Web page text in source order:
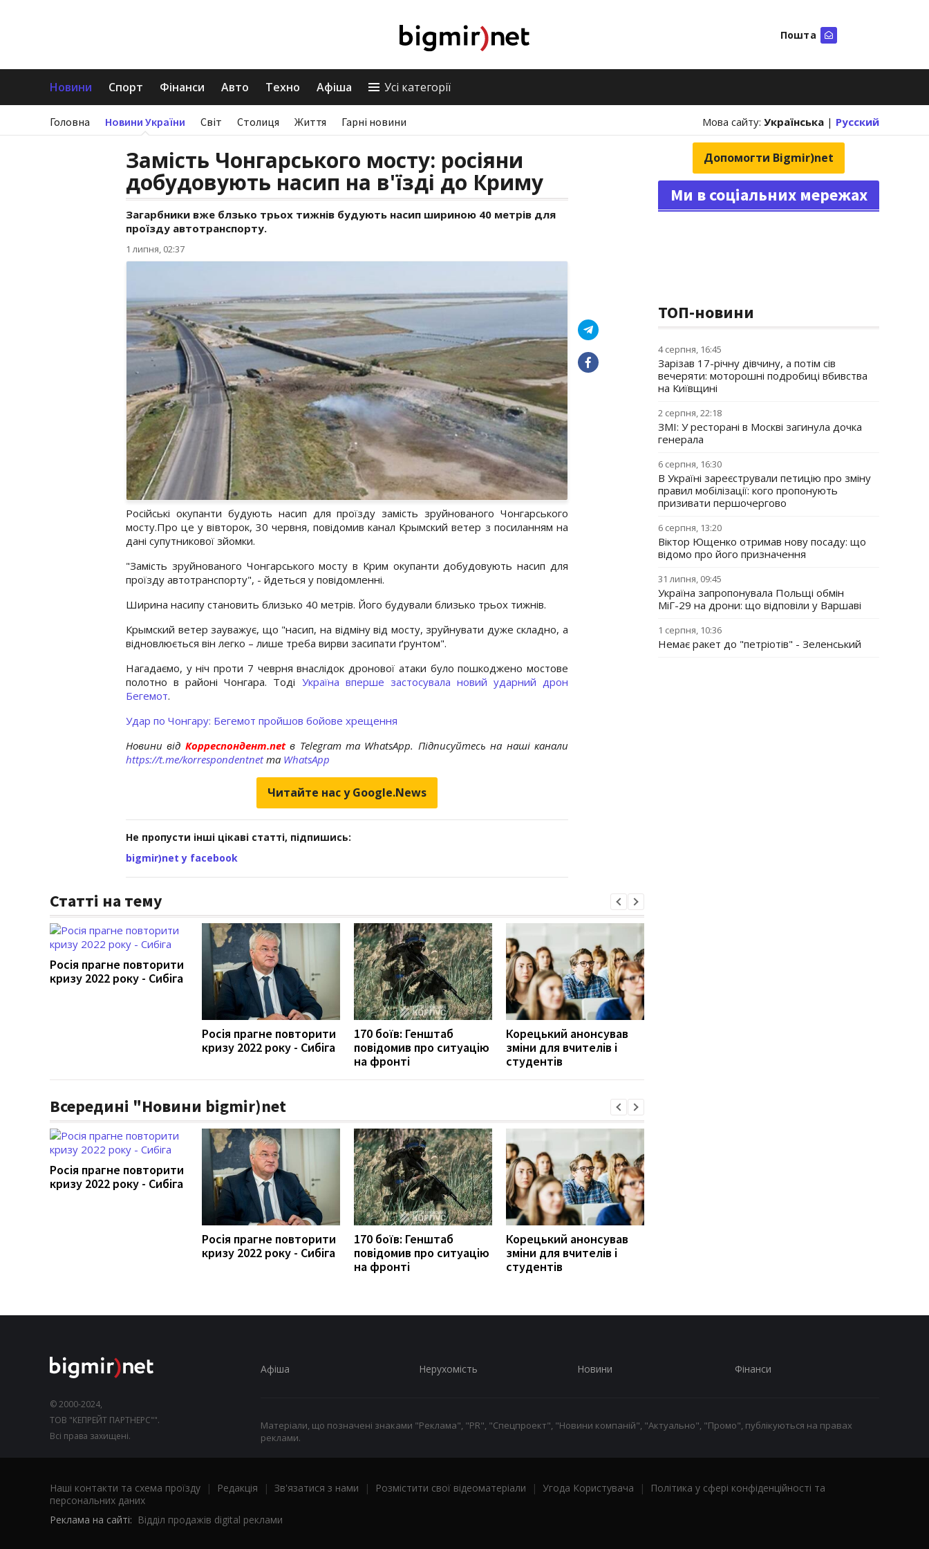
Пошта
Новини Спорт Фінанси Авто Техно Афіша Усі категорії
Головна Новини України Світ Столиця Життя Гарні новини Мова сайту: Українська | Русский
Замість Чонгарського мосту: росіяни
добудовують насип на в'їзді до Криму
Загарбники вже блзько трьох тижнів будують насип шириною 40 метрів для
проїзду автотранспорту.
1 липня, 02:37
Російські окупанти будують насип для проїзду замість зруйнованого Чонгарського
мосту.Про це у вівторок, 30 червня, повідомив канал Крымский ветер з посиланням на
дані супутникової зйомки.
"Замість зруйнованого Чонгарського мосту в Крим окупанти добудовують насип для
проїзду автотранспорту", - йдеться у повідомленні.
Ширина насипу становить близько 40 метрів. Його будували близько трьох тижнів.
Крымский ветер зауважує, що "насип, на відміну від мосту, зруйнувати дуже складно, а
відновлюється він легко – лише треба вирви засипати ґрунтом".
Нагадаємо, у ніч проти 7 чеврня внаслідок дронової атаки було пошкоджено мостове
полотно в районі Чонгара. Тоді Україна вперше застосувала новий ударний дрон
Бегемот.
Удар по Чонгару: Бегемот пройшов бойове хрещення
Новини від Корреспондент.netв Telegram та WhatsApp. Підписуйтесь на наші канали
https://t.me/korrespondentnetта WhatsApp
Читайте нас у Google.News
Не пропусти інші цікаві статті, підпишись:
bigmir)net у facebook
Статті на тему
Росія прагне повторити
кризу 2022 року - Сибіга
Росія прагне повторити
кризу 2022 року - Сибіга
170 боїв: Генштаб
повідомив про ситуацію
на фронті
Корецький анонсував
зміни для вчителів і
студентів
Всередині "Новини bigmir)net
Росія прагне повторити
кризу 2022 року - Сибіга
Росія прагне повторити
кризу 2022 року - Сибіга
170 боїв: Генштаб
повідомив про ситуацію
на фронті
Корецький анонсував
зміни для вчителів і
студентів
Допомогти Bigmir)net
Ми в соціальних мережах
ТОП-новини
4 серпня, 16:45
Зарізав 17-річну дівчину, а потім сів
вечеряти: моторошні подробиці вбивства
на Київщині
2 серпня, 22:18
ЗМІ: У ресторані в Москві загинула дочка
генерала
6 серпня, 16:30
В Україні зареєстрували петицію про зміну
правил мобілізації: кого пропонують
призивати першочергово
6 серпня, 13:20
Віктор Ющенко отримав нову посаду: що
відомо про його призначення
31 липня, 09:45
Україна запропонувала Польщі обмін
МіГ-29 на дрони: що відповіли у Варшаві
1 серпня, 10:36
Немає ракет до "петріотів" - Зеленський
© 2000-2024,
ТОВ "КЕПРЕЙТ ПАРТНЕРС"".
Всі права захищені.
Афіша Нерухомість Новини Фінанси
Матеріали, що позначені знаками "Реклама", "PR", "Спецпроект", "Новини компаній", "Актуально", "Промо", публікуються на правах
реклами.
Наші контакти та схема проїзду | Редакція | Зв'язатися з нами | Розмістити свої відеоматеріали | Угода Користувача |
Політика у сфері конфіденційності та
персональних даних
Реклама на сайті: Відділ продажів digital реклами